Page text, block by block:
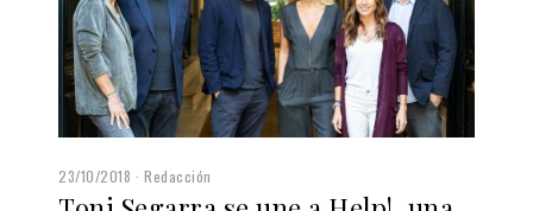
23/10/2018 Redacción